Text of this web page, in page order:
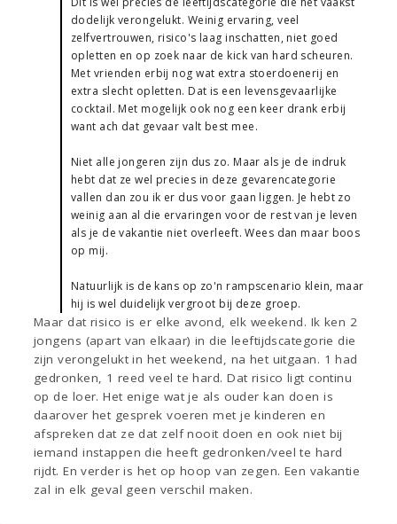
dodelijk verongelukt. Weinig ervaring, veel
zelfvertrouwen, risico's laag inschatten, niet goed
opletten en op zoek naar de kick van hard scheuren.
Met vrienden erbij nog wat extra stoerdoenerij en
extra slecht opletten. Dat is een levensgevaarlijke
cocktail. Met mogelijk ook nog een keer drank erbij
want ach dat gevaar valt best mee.
Niet alle jongeren zijn dus zo. Maar als je de indruk
hebt dat ze wel precies in deze gevarencategorie
vallen dan zou ik er dus voor gaan liggen. Je hebt zo
weinig aan al die ervaringen voor de rest van je leven
als je de vakantie niet overleeft. Wees dan maar boos
op mij.
Natuurlijk is de kans op zo'n rampscenario klein, maar
hij is wel duidelijk vergroot bij deze groep.
Maar dat risico is er elke avond, elk weekend. Ik ken 2
jongens (apart van elkaar) in die leeftijdscategorie die
zijn verongelukt in het weekend, na het uitgaan. 1 had
gedronken, 1 reed veel te hard. Dat risico ligt continu
op de loer. Het enige wat je als ouder kan doen is
daarover het gesprek voeren met je kinderen en
afspreken dat ze dat zelf nooit doen en ook niet bij
iemand instappen die heeft gedronken/veel te hard
rijdt. En verder is het op hoop van zegen. Een vakantie
zal in elk geval geen verschil maken.